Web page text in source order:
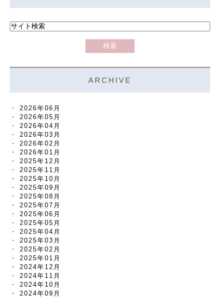
ARCHIVE
2026年06月
2026年05月
2026年04月
2026年03月
2026年02月
2026年01月
2025年12月
2025年11月
2025年10月
2025年09月
2025年08月
2025年07月
2025年06月
2025年05月
2025年04月
2025年03月
2025年02月
2025年01月
2024年12月
2024年11月
2024年10月
2024年09月